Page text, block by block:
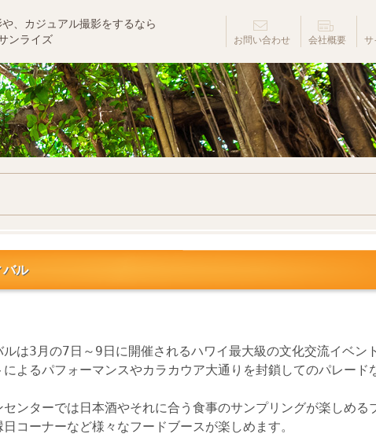
、カジュアル撮影をするなら
ンライズ
お問い合わせ 会社概要 サ
バル
は3月の7日～9日に開催されるハワイ最大級の文化交流イベン
よるパフォーマンスやカラカウア大通りを封鎖してのパレード
ンターでは日本酒やそれに合う食事のサンプリングが楽しめる
コーナーなど様々なフードブースが楽しめます。